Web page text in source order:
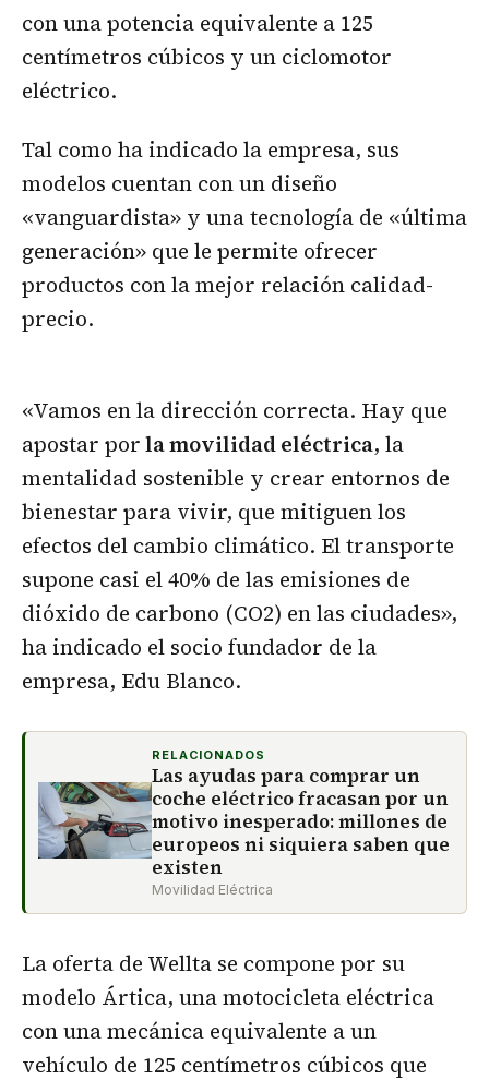
con una potencia equivalente a 125
centímetros cúbicos y un ciclomotor
eléctrico.
Tal como ha indicado la empresa, sus
modelos cuentan con un diseño
«vanguardista» y una tecnología de «última
generación» que le permite ofrecer
productos con la mejor relación calidad-
precio.
«Vamos en la dirección correcta. Hay que
apostar porla movilidad eléctrica, la
mentalidad sostenible y crear entornos de
bienestar para vivir, que mitiguen los
efectos del cambio climático. El transporte
supone casi el 40% de las emisiones de
dióxido de carbono (CO2) en las ciudades»,
ha indicado el socio fundador de la
empresa, Edu Blanco.
RELACIONADOS
Las ayudas para comprar un
coche eléctrico fracasan por un
motivo inesperado: millones de
europeos ni siquiera saben que
existen
Movilidad Eléctrica
La oferta de Wellta se compone por su
modelo Ártica, una motocicleta eléctrica
con una mecánica equivalente a un
vehículo de 125 centímetros cúbicos que